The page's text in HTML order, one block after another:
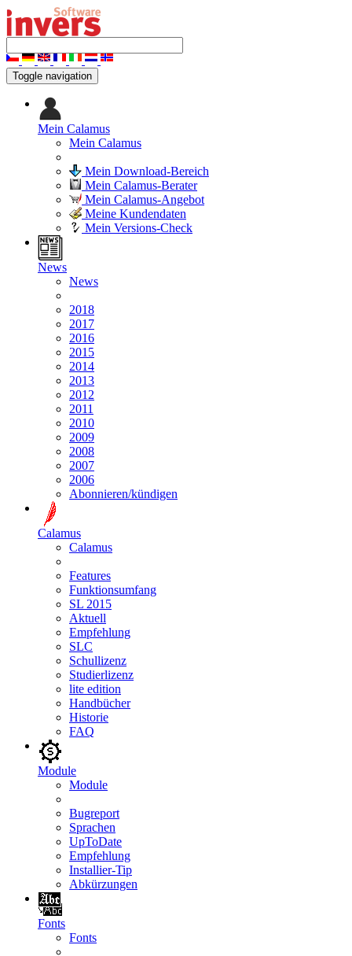
Toggle navigation
Mein Calamus
Mein Calamus
Mein Download-Bereich
Mein Calamus-Berater
Mein Calamus-Angebot
Meine Kundendaten
Mein Versions-Check
News
News
2018
2017
2016
2015
2014
2013
2012
2011
2010
2009
2008
2007
2006
Abonnieren/kündigen
Calamus
Calamus
Features
Funktionsumfang
SL 2015
Aktuell
Empfehlung
SLC
Schullizenz
Studierlizenz
lite edition
Handbücher
Historie
FAQ
Module
Module
Bugreport
Sprachen
UpToDate
Empfehlung
Installier-Tip
Abkürzungen
Fonts
Fonts